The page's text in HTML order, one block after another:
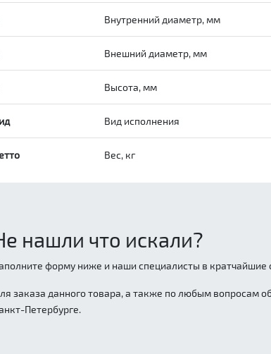
Внутренний диаметр, мм
Внешний диаметр, мм
Высота, мм
Вид исполнения
Вес, кг
нашли что искали?
форму ниже и наши специалисты в кратчайшие
заказа данного товара, а также по любым вопросам
Петербурге.